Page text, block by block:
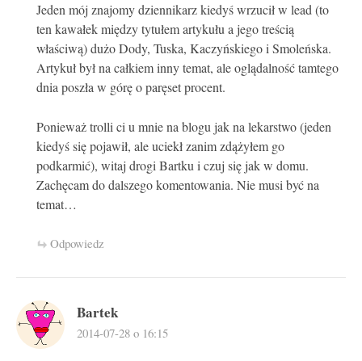
Jeden mój znajomy dziennikarz kiedyś wrzucił w lead (to
ten kawałek między tytułem artykułu a jego treścią
właściwą) dużo Dody, Tuska, Kaczyńskiego i Smoleńska.
Artykuł był na całkiem inny temat, ale oglądalność tamtego
dnia poszła w górę o paręset procent.
Ponieważ trolli ci u mnie na blogu jak na lekarstwo (jeden
kiedyś się pojawił, ale uciekł zanim zdążyłem go
podkarmić), witaj drogi Bartku i czuj się jak w domu.
Zachęcam do dalszego komentowania. Nie musi być na
temat…
Odpowiedz
Bartek
2014-07-28 o 16:15